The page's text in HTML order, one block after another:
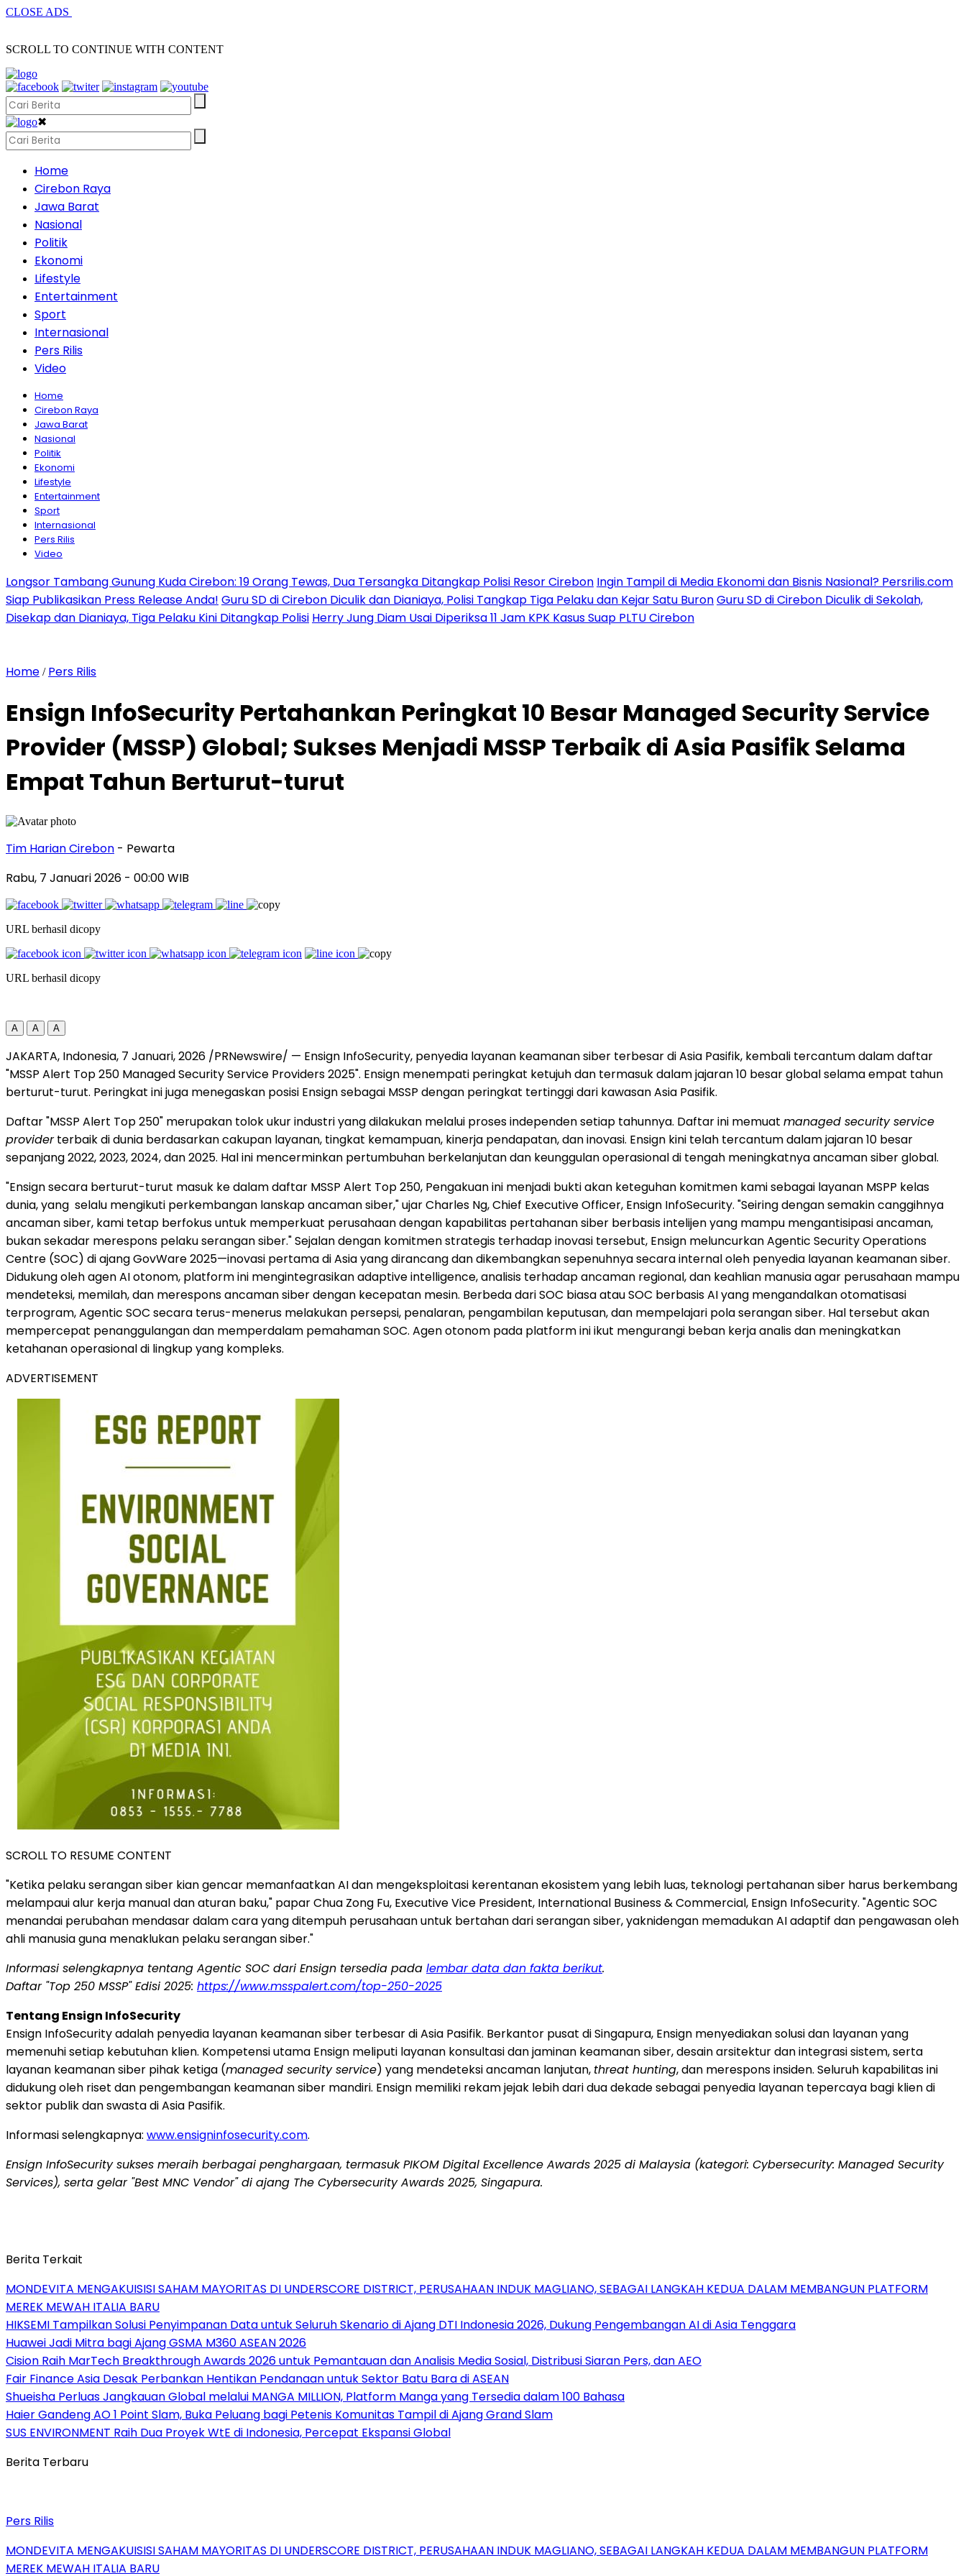
CLOSE ADS
SCROLL TO CONTINUE WITH CONTENT
✖
Home
Cirebon Raya
Jawa Barat
Nasional
Politik
Ekonomi
Lifestyle
Entertainment
Sport
Internasional
Pers Rilis
Video
Home
Cirebon Raya
Jawa Barat
Nasional
Politik
Ekonomi
Lifestyle
Entertainment
Sport
Internasional
Pers Rilis
Video
Longsor Tambang Gunung Kuda Cirebon: 19 Orang Tewas, Dua Tersangka Ditangkap Polisi Resor Cirebon Ingin Tampil di Media Ekonomi dan Bisnis Nasional? Persrilis.com
Siap Publikasikan Press Release Anda! Guru SD di Cirebon Diculik dan Dianiaya, Polisi Tangkap Tiga Pelaku dan Kejar Satu BuronGuru SD di Cirebon Diculik di Sekolah,
Disekap dan Dianiaya, Tiga Pelaku Kini Ditangkap Polisi Herry Jung Diam Usai Diperiksa 11 Jam KPK Kasus Suap PLTU Cirebon
Home / Pers Rilis
Ensign InfoSecurity Pertahankan Peringkat 10 Besar Managed Security Service
Provider (MSSP) Global; Sukses Menjadi MSSP Terbaik di Asia Pasifik Selama
Empat Tahun Berturut-turut
Tim Harian Cirebon - Pewarta
Rabu, 7 Januari 2026 - 00:00 WIB
URL berhasil dicopy
URL berhasil dicopy
A A A
JAKARTA, Indonesia, 7 Januari, 2026 /PRNewswire/ — Ensign InfoSecurity, penyedia layanan keamanan siber terbesar di Asia Pasifik, kembali tercantum dalam daftar
"MSSP Alert Top 250 Managed Security Service Providers 2025". Ensign menempati peringkat ketujuh dan termasuk dalam jajaran 10 besar global selama empat tahun
berturut-turut. Peringkat ini juga menegaskan posisi Ensign sebagai MSSP dengan peringkat tertinggi dari kawasan Asia Pasifik.
Daftar "MSSP Alert Top 250" merupakan tolok ukur industri yang dilakukan melalui proses independen setiap tahunnya. Daftar ini memuat managed security service
providerterbaik di dunia berdasarkan cakupan layanan, tingkat kemampuan, kinerja pendapatan, dan inovasi. Ensign kini telah tercantum dalam jajaran 10 besar
sepanjang 2022, 2023, 2024, dan 2025. Hal ini mencerminkan pertumbuhan berkelanjutan dan keunggulan operasional di tengah meningkatnya ancaman siber global.
"Ensign secara berturut-turut masuk ke dalam daftar MSSP Alert Top 250, Pengakuan ini menjadi bukti akan keteguhan komitmen kami sebagai layanan MSPP kelas
dunia, yang selalu mengikuti perkembangan lanskap ancaman siber," ujarCharles Ng, Chief Executive Officer, Ensign InfoSecurity. "Seiring dengan semakin canggihnya
ancaman siber, kami tetap berfokus untuk memperkuat perusahaan dengan kapabilitas pertahanan siber berbasis intelijen yang mampu mengantisipasi ancaman,
bukan sekadar merespons pelaku serangan siber." Sejalan dengan komitmen strategis terhadap inovasi tersebut, Ensign meluncurkan Agentic Security Operations
Centre (SOC) di ajang GovWare 2025—inovasi pertama diAsiayang dirancang dan dikembangkan sepenuhnya secara internal oleh penyedia layanan keamanan siber.
Didukung oleh agen AI otonom, platform ini mengintegrasikan adaptive intelligence, analisis terhadap ancaman regional, dan keahlian manusia agar perusahaan mampu
mendeteksi, memilah, dan merespons ancaman siber dengan kecepatan mesin. Berbeda dari SOC biasa atau SOC berbasis AI yang mengandalkan otomatisasi
terprogram, Agentic SOC secara terus-menerus melakukan persepsi, penalaran, pengambilan keputusan, dan mempelajari pola serangan siber. Hal tersebut akan
mempercepat penanggulangan dan memperdalam pemahaman SOC. Agen otonom pada platform ini ikut mengurangi beban kerja analis dan meningkatkan
ketahanan operasional di lingkup yang kompleks.
ADVERTISEMENT
SCROLL TO RESUME CONTENT
"Ketika pelaku serangan siber kian gencar memanfaatkan AI dan mengeksploitasi kerentanan ekosistem yang lebih luas, teknologi pertahanan siber harus berkembang
melampaui alur kerja manual dan aturan baku," paparChua Zong Fu, Executive Vice President, International Business & Commercial, Ensign InfoSecurity. "Agentic SOC
menandai perubahan mendasar dalam cara yang ditempuh perusahaan untuk bertahan dari serangan siber, yaknidengan memadukan AI adaptif dan pengawasan oleh
ahli manusia guna menaklukan pelaku serangan siber."
Informasi selengkapnya tentang Agentic SOC dari Ensign tersedia pada lembar data dan fakta berikut.
Daftar "Top 250 MSSP" Edisi 2025: https://www.msspalert.com/top-250-2025
Tentang Ensign InfoSecurity
Ensign InfoSecurity adalah penyedia layanan keamanan siber terbesar di Asia Pasifik. Berkantor pusat di Singapura, Ensign menyediakan solusi dan layanan yang
memenuhi setiap kebutuhan klien. Kompetensi utama Ensign meliputi layanan konsultasi dan jaminan keamanan siber, desain arsitektur dan integrasi sistem, serta
layanan keamanan siber pihak ketiga (managed security service) yang mendeteksi ancaman lanjutan, threat hunting, dan merespons insiden. Seluruh kapabilitas ini
didukung oleh riset dan pengembangan keamanan siber mandiri. Ensign memiliki rekam jejak lebih dari dua dekade sebagai penyedia layanan tepercaya bagi klien di
sektor publik dan swasta di Asia Pasifik.
Informasi selengkapnya: www.ensigninfosecurity.com.
Ensign InfoSecurity sukses meraih berbagai penghargaan, termasuk PIKOM Digital Excellence Awards 2025 di Malaysia (kategori: Cybersecurity: Managed Security
Services), serta gelar "Best MNC Vendor" di ajang The Cybersecurity Awards 2025, Singapura.
Berita Terkait
MONDEVITA MENGAKUISISI SAHAM MAYORITAS DI UNDERSCORE DISTRICT, PERUSAHAAN INDUK MAGLIANO, SEBAGAI LANGKAH KEDUA DALAM MEMBANGUN PLATFORM
MEREK MEWAH ITALIA BARU
HIKSEMI Tampilkan Solusi Penyimpanan Data untuk Seluruh Skenario di Ajang DTI Indonesia 2026, Dukung Pengembangan AI di Asia Tenggara
Huawei Jadi Mitra bagi Ajang GSMA M360 ASEAN 2026
Cision Raih MarTech Breakthrough Awards 2026 untuk Pemantauan dan Analisis Media Sosial, Distribusi Siaran Pers, dan AEO
Fair Finance Asia Desak Perbankan Hentikan Pendanaan untuk Sektor Batu Bara di ASEAN
Shueisha Perluas Jangkauan Global melalui MANGA MILLION, Platform Manga yang Tersedia dalam 100 Bahasa
Haier Gandeng AO 1 Point Slam, Buka Peluang bagi Petenis Komunitas Tampil di Ajang Grand Slam
SUS ENVIRONMENT Raih Dua Proyek WtE di Indonesia, Percepat Ekspansi Global
Berita Terbaru
Pers Rilis
MONDEVITA MENGAKUISISI SAHAM MAYORITAS DI UNDERSCORE DISTRICT, PERUSAHAAN INDUK MAGLIANO, SEBAGAI LANGKAH KEDUA DALAM MEMBANGUN PLATFORM
MEREK MEWAH ITALIA BARU